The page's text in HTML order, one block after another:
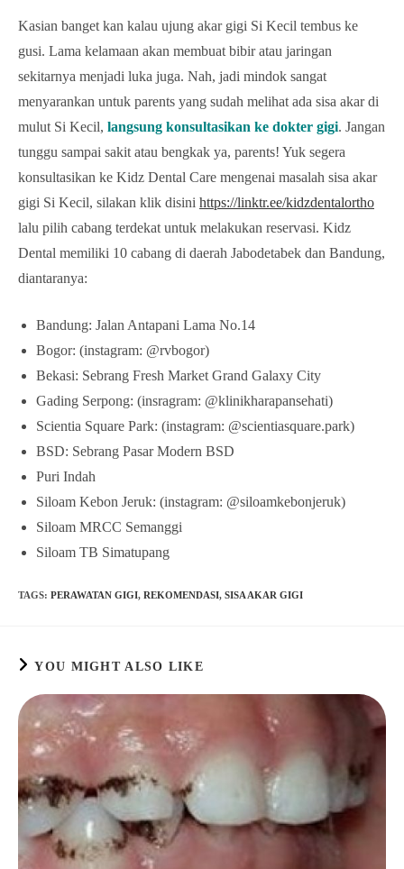
Kasian banget kan kalau ujung akar gigi Si Kecil tembus ke
gusi. Lama kelamaan akan membuat bibir atau jaringan
sekitarnya menjadi luka juga. Nah, jadi mindok sangat
menyarankan untuk parents yang sudah melihat ada sisa akar di
mulut Si Kecil, langsung konsultasikan ke dokter gigi. Jangan
tunggu sampai sakit atau bengkak ya, parents! Yuk segera
konsultasikan ke Kidz Dental Care mengenai masalah sisa akar
gigi Si Kecil, silakan klik disini https://linktr.ee/kidzdentalortho
lalu pilih cabang terdekat untuk melakukan reservasi. Kidz
Dental memiliki 10 cabang di daerah Jabodetabek dan Bandung,
diantaranya:
Bandung: Jalan Antapani Lama No.14
Bogor: (instagram: @rvbogor)
Bekasi: Sebrang Fresh Market Grand Galaxy City
Gading Serpong: (insragram: @klinikharapansehati)
Scientia Square Park: (instagram: @scientiasquare.park)
BSD: Sebrang Pasar Modern BSD
Puri Indah
Siloam Kebon Jeruk: (instagram: @siloamkebonjeruk)
Siloam MRCC Semanggi
Siloam TB Simatupang
TAGS: PERAWATAN GIGI, REKOMENDASI, SISA AKAR GIGI
YOU MIGHT ALSO LIKE